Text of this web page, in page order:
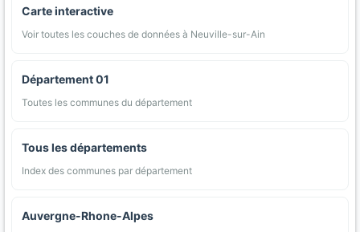
Carte interactive
Voir toutes les couches de données à Neuville-sur-Ain
Département 01
Toutes les communes du département
Tous les départements
Index des communes par département
Auvergne-Rhone-Alpes